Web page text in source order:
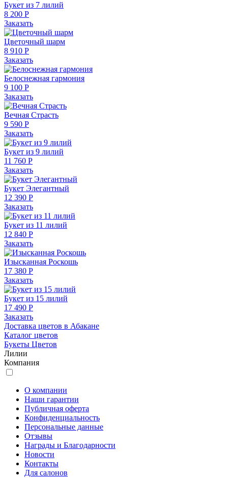
Букет из 7 лилий
8 200 Р
Заказать
Цветочный шарм
8 910 Р
Заказать
Белоснежная гармония
9 100 Р
Заказать
Вечная Страсть
9 590 Р
Заказать
Букет из 9 лилий
11 760 Р
Заказать
Букет Элегантный
12 390 Р
Заказать
Букет из 11 лилий
12 840 Р
Заказать
Изысканная Роскошь
17 380 Р
Заказать
Букет из 15 лилий
17 490 Р
Заказать
Доставка цветов в Абакане
Каталог цветов
Букеты Цветов
Лилии
Компания
О компании
Наши гарантии
Публичная оферта
Конфиденциальность
Персональные данные
Отзывы
Награды и Благодарности
Новости
Контакты
Для салонов